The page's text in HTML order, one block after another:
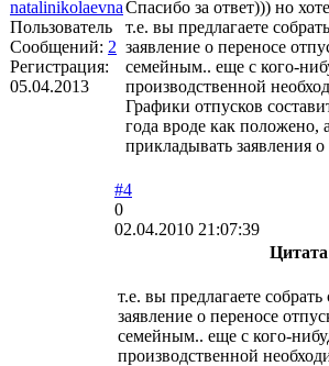
natalinikolaevna
Пользователь
Сообщений: 2
Регистрация:
05.04.2013
Спасибо за ответ))) но
т.е. вы предлагаете
заявление о переносе
семейным.. еще с кого-
производственной
Графики отпусков
года вроде как положено,
прикладывать заявления о
#4
0
02.04.2010 21:07:39
Цитата
т.е. вы предлагаете собрать
заявление о переносе
семейным.. еще с кого-
производственной